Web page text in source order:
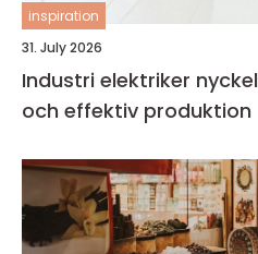
inspiration
31. July 2026
Industri elektriker nyckelperson i en säker
och effektiv produktion